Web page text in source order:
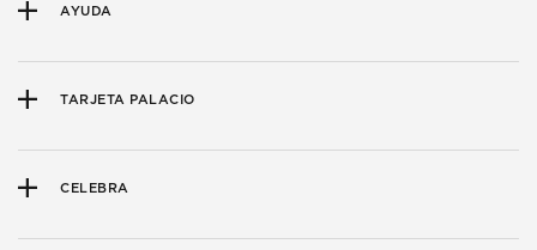
AYUDA
TARJETA PALACIO
CELEBRA